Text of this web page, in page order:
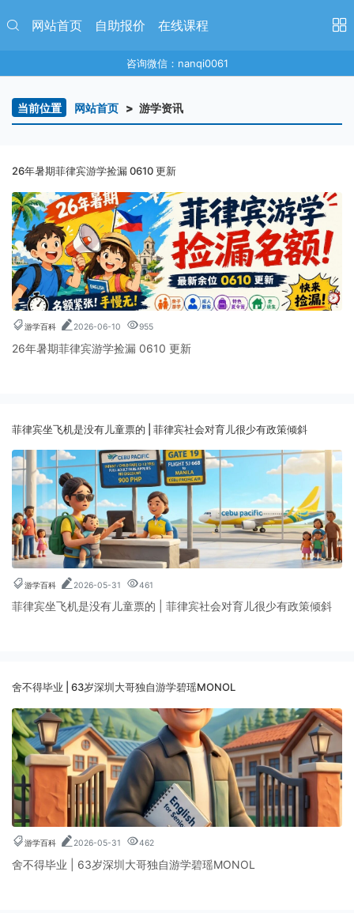
网站首页 自助报价 在线课程
咨询微信：nanqi0061
当前位置 网站首页 游学资讯
26年暑期菲律宾游学捡漏 0610 更新
游学百科 2026-06-10 955
26年暑期菲律宾游学捡漏 0610 更新
菲律宾坐飞机是没有儿童票的 | 菲律宾社会对育儿很少有政策倾斜
游学百科 2026-05-31 461
菲律宾坐飞机是没有儿童票的 | 菲律宾社会对育儿很少有政策倾斜
舍不得毕业 | 63岁深圳大哥独自游学碧瑶MONOL
游学百科 2026-05-31 462
舍不得毕业 | 63岁深圳大哥独自游学碧瑶MONOL